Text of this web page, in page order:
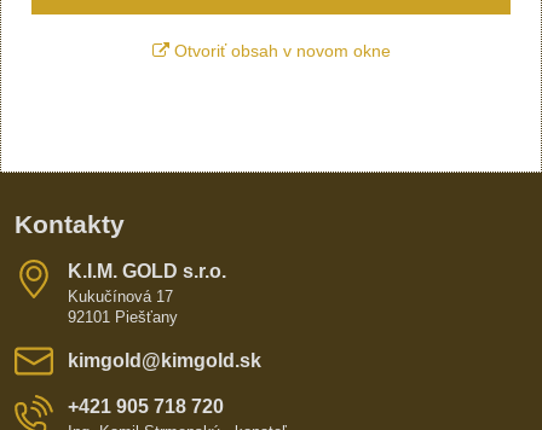
Otvoriť obsah v novom okne
Kontakty
K​​.I​​.M​​. GOLD s​​.r​​.o​​.
Kukučínová 17
92101 Piešťany
kimgold​@kimgold​.sk
+421 905 718 720